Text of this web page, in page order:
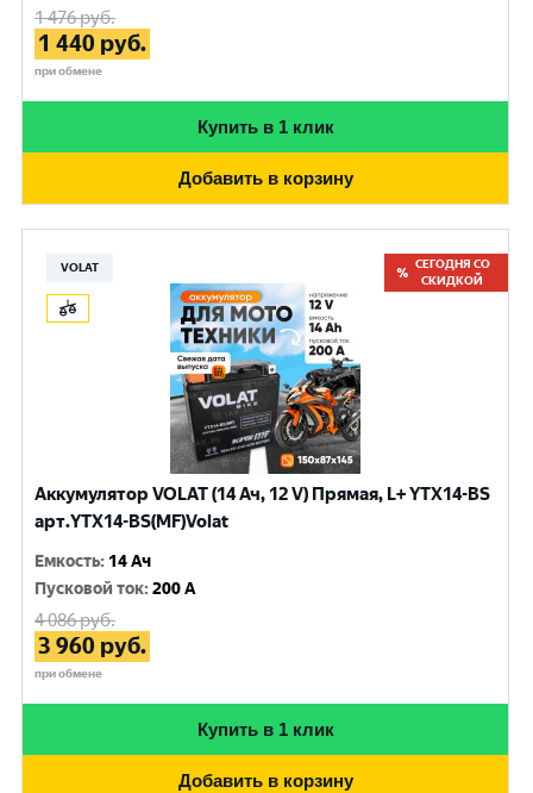
1 476руб.
1 440 руб.
при обмене
Купить в 1 клик
Добавить в корзину
VOLAT
СЕГОДНЯ СО
СКИДКОЙ
Аккумулятор VOLAT (14 Ач, 12 V) Прямая, L+ YTX14-BS
арт.YTX14-BS(MF)Volat
Емкость: 14 Ач
Пусковой ток:200 A
4 086руб.
3 960 руб.
при обмене
Купить в 1 клик
Добавить в корзину